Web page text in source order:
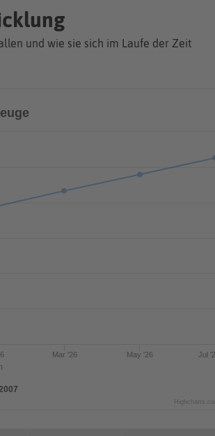
und wie sie sich im Laufe der Zeit
Mar '26 May '26 Jul